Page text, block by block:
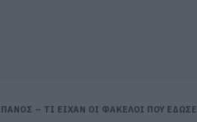
– ΤΙ ΕΙΧΑΝ ΟΙ ΦΑΚΕΛΟΙ ΠΟΥ ΕΔΩΣΕ